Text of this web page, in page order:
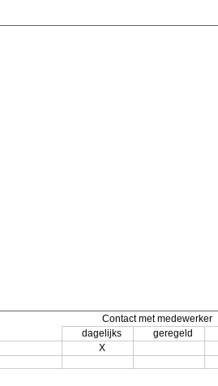
Contact met medewerker
dagelijks
geregeld
X